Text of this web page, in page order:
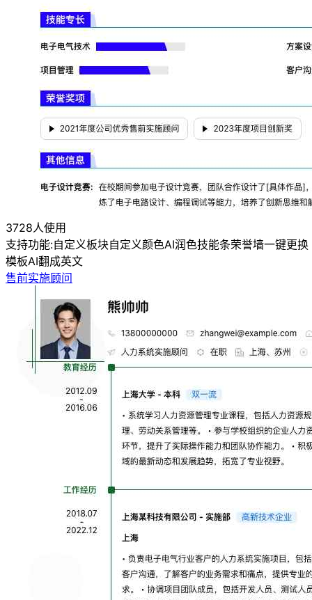
3728人使用
支持功能:自定义板块自定义颜色AI润色技能条荣誉墙一键更换
模板AI翻成英文
售前实施顾问